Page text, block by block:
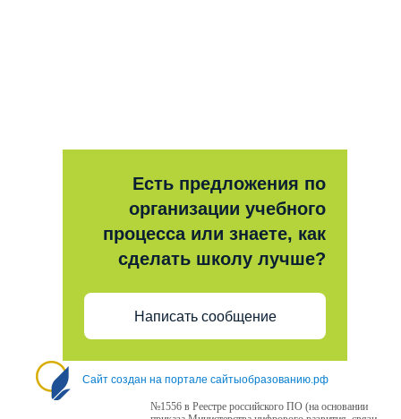
Есть предложения по
организации учебного
процесса или знаете, как
сделать школу лучше?
Написать сообщение
Сайт создан на портале сайтыобразованию.рф
№1556 в Реестре российского ПО (на основании